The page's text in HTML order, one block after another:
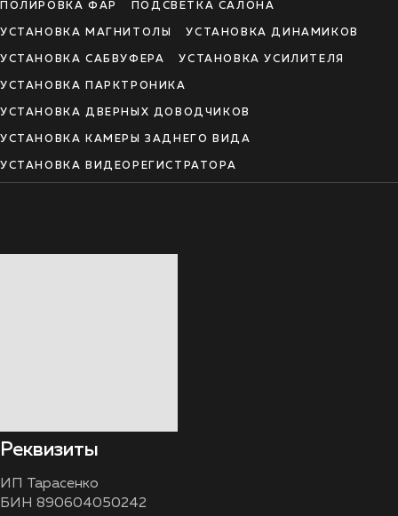
ПОЛИРОВКА ФАР ПОДСВЕТКА САЛОНА
УСТАНОВКА МАГНИТОЛЫ УСТАНОВКА ДИНАМИКОВ
УСТАНОВКА САБВУФЕРА УСТАНОВКА УСИЛИТЕЛЯ
УСТАНОВКА ПАРКТРОНИКА
УСТАНОВКА ДВЕРНЫХ ДОВОДЧИКОВ
УСТАНОВКА КАМЕРЫ ЗАДНЕГО ВИДА
УСТАНОВКА ВИДЕОРЕГИСТРАТОРА
Реквизиты
ИП Тарасенко
БИН 890604050242